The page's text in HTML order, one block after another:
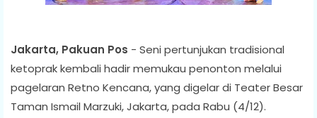
Jakarta, Pakuan Pos - Seni pertunjukan tradisional
ketoprak kembali hadir memukau penonton melalui
pagelaran Retno Kencana, yang digelar di Teater Besar
Taman Ismail Marzuki, Jakarta, pada Rabu (4/12).